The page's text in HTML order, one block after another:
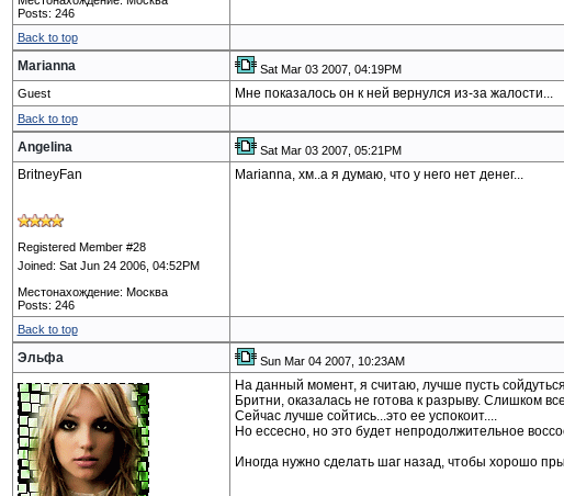
Posts: 246
Back to top
Marianna
Sat Mar 03 2007, 04:19PM
Guest
Мне показалось он к ней вернулся из-за жалости...
Back to top
Angelina Sat Mar 03 2007, 05:21PM
BritneyFan
Registered Member #28
Joined: Sat Jun 24 2006, 04:52PM
Местонахождение: Москва
Posts: 246
Marianna, хм..а я думаю, что у него нет денег...
Back to top
Эльфа Sun Mar 04 2007, 10:23AM
На данный момент, я считаю, лучше пусть
Бритни, оказалась не готова к разрыву. Слишком
Сейчас лучше сойтись...это ее успокоит....
Но ессесно, но это будет непродолжительное
Иногда нужно сделать шаг назад, чтобы хорошо